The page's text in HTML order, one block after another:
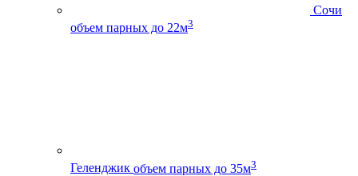
Сочи
объем парных до 22м3
Геленджик объем парных до 35м3